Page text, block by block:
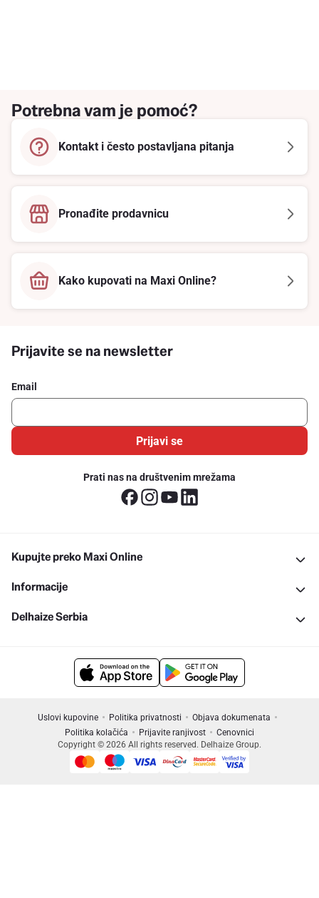
Potrebna vam je pomoć?
Kontakt i često postavljana pitanja
Pronađite prodavnicu
Kako kupovati na Maxi Online?
Prijavite se na newsletter
Email
Prijavi se
Prati nas na društvenim mrežama
Kupujte preko Maxi Online
Informacije
Delhaize Serbia
Uslovi kupovine Politika privatnosti
Objava dokumenata
Politika kolačića
Prijavite ranjivost
Cenovnici
Copyright © 2026 All rights reserved. Delhaize Group.